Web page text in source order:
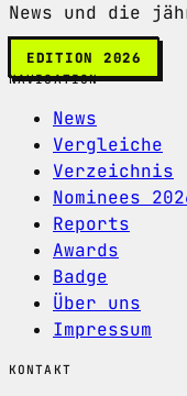
News und die
EDITION 2026
NAVIGATION
News
Vergleiche
Verzeichnis
Nominees
Reports
Awards
Badge
Über uns
Impressum
KONTAKT